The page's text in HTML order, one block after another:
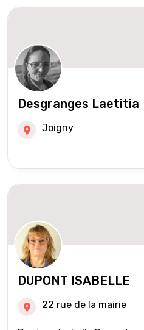
acquéreurs auprès de
réseau Iad France et Iad
Desgranges Laetitia
Joigny
DUPONT ISABELLE
22 rue de la mairie